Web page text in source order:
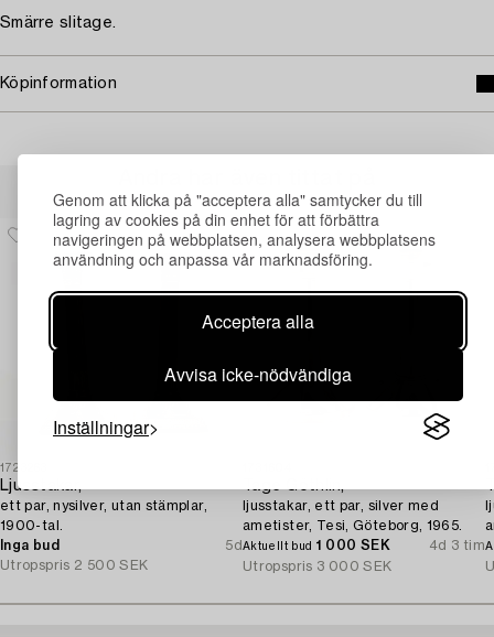
Genom att klicka på "acceptera alla" samtycker du till
lagring av cookies på din enhet för att förbättra
navigeringen på webbplatsen, analysera webbplatsens
användning och anpassa vår marknadsföring.
Acceptera alla
Avvisa icke-nödvändiga
Inställningar
Smärre slitage.
Köpinformation
1723263
Ljusstakar,
ett par, nysilver, utan stämplar,
1900-tal.
Inga bud
5d
Utropspris 2 500 SEK
Tage Göthlin,
ljusstakar, ett par, silver med
ametister, Tesi, Göteborg, 1965.
Aktuellt bud 1 000 SEK
4d 3 tim
Utropspris 3 000 SEK